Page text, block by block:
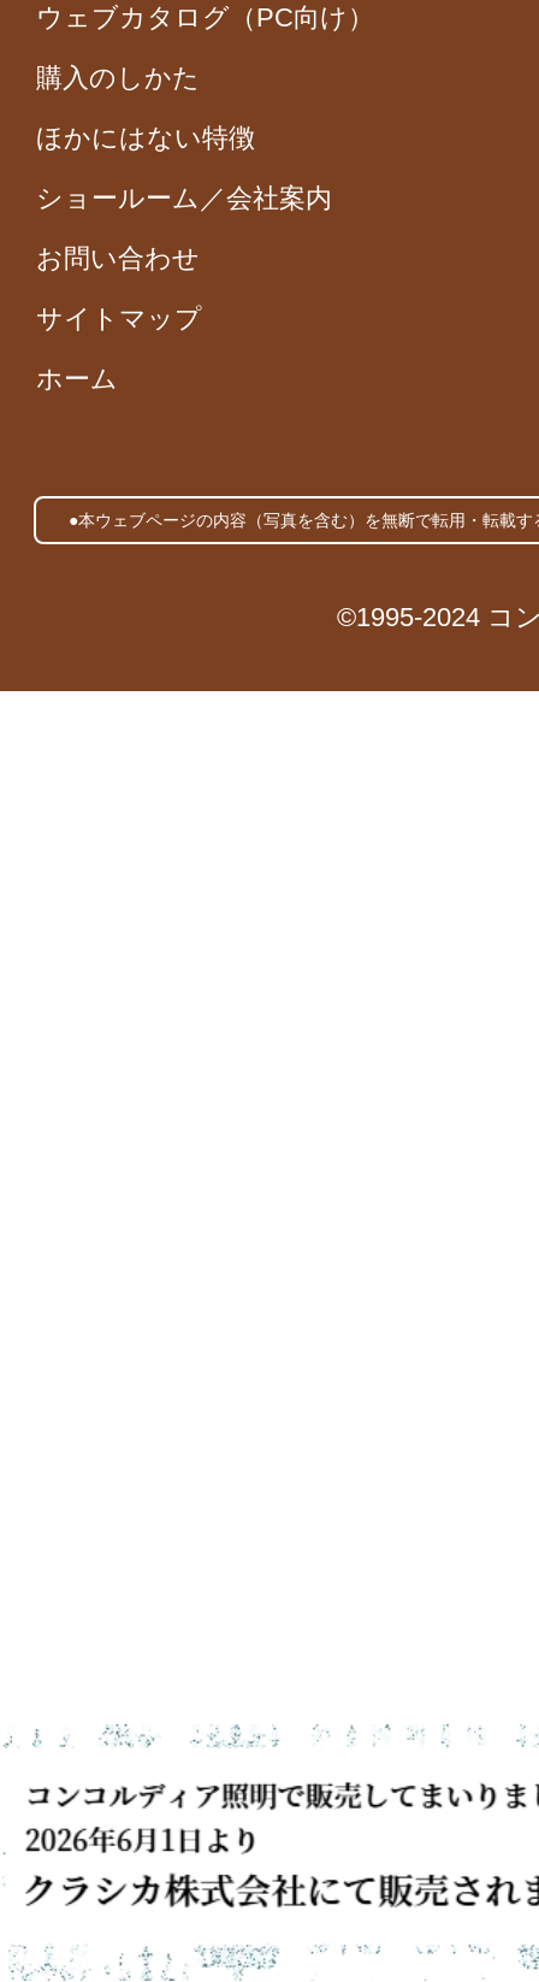
ウェブカタログ（PC向け）
購入のしかた
ほかにはない特徴
ショールーム／会社案内
お問い合わせ
サイトマップ
ホーム
●本ウェブページの内容（写真を含む）を無断で転用・転載
©1995-2024 コ